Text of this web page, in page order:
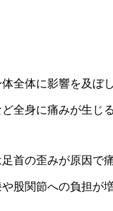
全体に影響を及ぼし
全身に痛みが生じ
首の歪みが原因で
股関節への負担が